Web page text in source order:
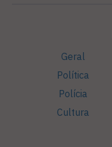
Geral
Política
Polícia
Cultura